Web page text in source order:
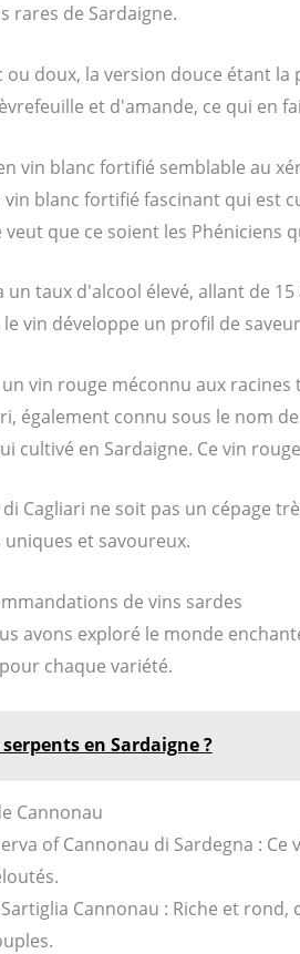
rares de Sardaigne.
ou doux, la version douce étant
et d'amande, ce qui en
vin blanc fortifié semblable au
vin blanc fortifié fascinant qui est
veut que ce soient les
un taux d'alcool élevé, allant de
le vin développe un profil de
un vin rouge méconnu aux racines
également connu sous le nom
cultivé en Sardaigne. Ce vin
di Cagliari ne soit pas un cépage
et savoureux.
de vins sardes
avons exploré le monde
chaque variété.
en Sardaigne ?
Cannonau
of Cannonau di Sardegna :
Cannonau : Riche et